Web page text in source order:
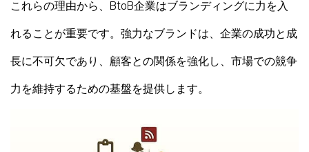
これらの理由から、BtoB企業はブランディングに力を入
れることが重要です。強力なブランドは、企業の成功と成
長に不可欠であり、顧客との関係を強化し、市場での競争
力を維持するための基盤を提供します。